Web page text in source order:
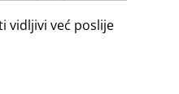
vidljivi već poslije